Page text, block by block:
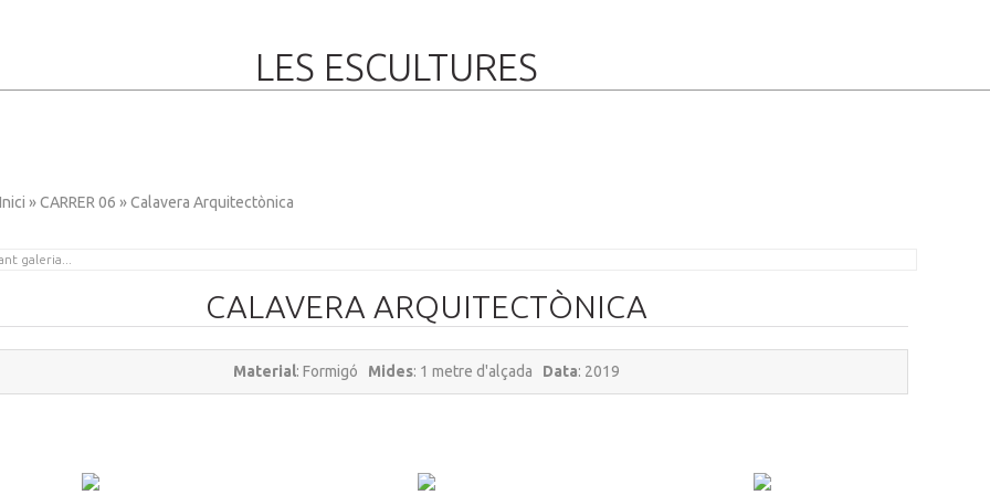
LES ESCULTURES
»CARRER 06 » Calavera Arquitectònica
CALAVERA ARQUITECTÒNICA
Material: Formigó Mides: 1 metre d'alçada Data: 2019